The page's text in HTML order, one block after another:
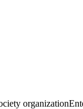
organization